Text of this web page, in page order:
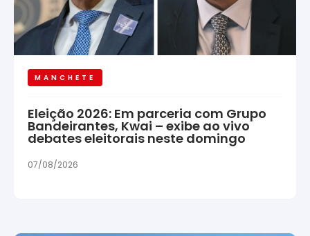
MANCHETE
Eleição 2026: Em parceria com Grupo
Bandeirantes, Kwai – exibe ao vivo
debates eleitorais neste domingo
07/08/2026